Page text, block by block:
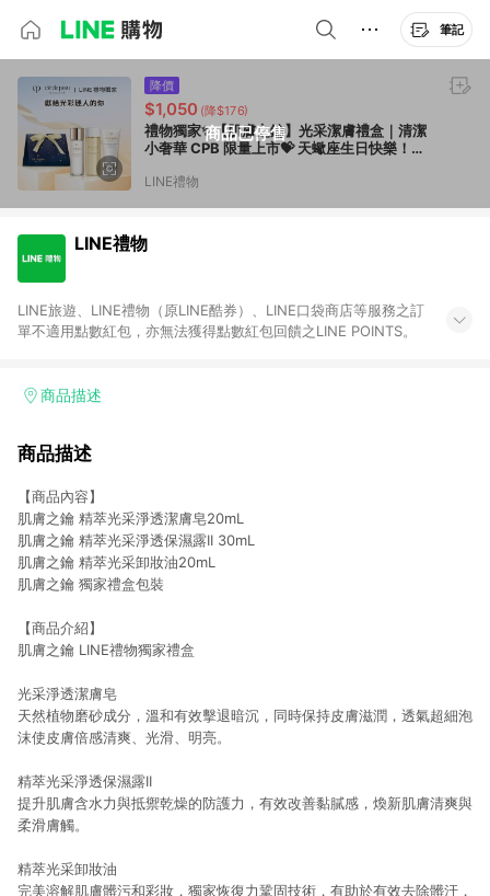
筆記
商品已停售
降價
$1,050 (降$176)
禮物獨家✨【肌膚之鑰】光采潔膚禮盒｜清潔
小奢華 CPB 限量上市💝 天蠍座生日快樂！送
LINE禮物
LINE禮物
LINE旅遊、LINE禮物（原LINE酷券）、LINE口袋商店等服務之訂
單不適用點數紅包，亦無法獲得點數紅包回饋之LINE POINTS。
商品描述
商品描述
【商品內容】
肌膚之鑰 精萃光采淨透潔膚皂20mL
肌膚之鑰 精萃光采淨透保濕露II 30mL
肌膚之鑰 精萃光采卸妝油20mL
肌膚之鑰 獨家禮盒包裝
【商品介紹】
肌膚之鑰 LINE禮物獨家禮盒
光采淨透潔膚皂
天然植物磨砂成分，溫和有效擊退暗沉，同時保持皮膚滋潤，透氣超細泡
沫使皮膚倍感清爽、光滑、明亮。
精萃光采淨透保濕露II
提升肌膚含水力與抵禦乾燥的防護力，有效改善黏膩感，煥新肌膚清爽與
柔滑膚觸。
精萃光采卸妝油
完美溶解肌膚髒污和彩妝，獨家恢復力鞏固技術，有助於有效去除髒汙，